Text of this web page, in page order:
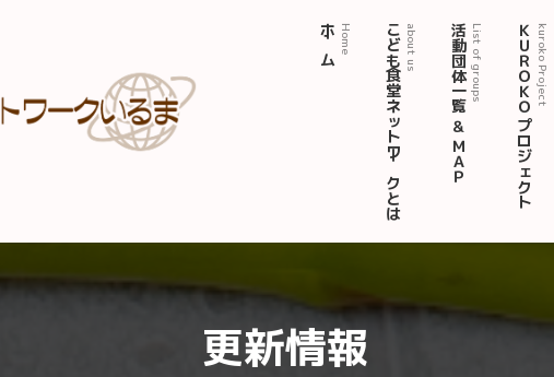
ホーム Home こども食堂ネットワークとはabout us 活動団体一覧 ＆ ＭＡＰList of groups ＫＵＲＯＫＯ プロジェクトkuroko Project
更新情報